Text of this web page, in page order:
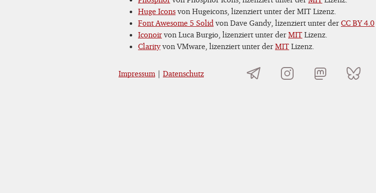
Huge Icons von Hugeicons, lizenziert unter der MIT Lizenz.
Font Awesome 5 Solid von Dave Gandy, lizenziert unter der CC BY 4.0
Iconoir von Luca Burgio, lizenziert unter der MIT Lizenz.
Clarityvon VMware, lizenziert unter der MIT Lizenz.
Impressum | Datenschutz